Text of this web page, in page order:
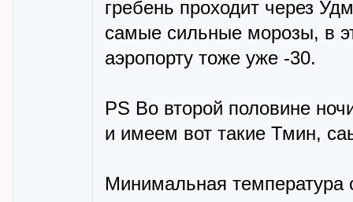
гребень проходит через
самые сильные морозы, в
аэропорту тоже уже -30.
PS Во второй половине
и имеем вот такие Тмин,
Минимальная температура